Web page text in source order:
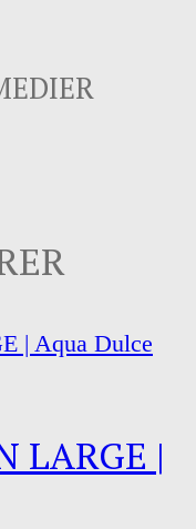
LARGE |